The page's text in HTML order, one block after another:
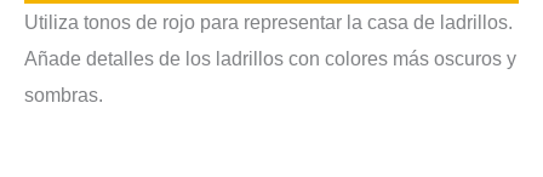
Utiliza tonos de rojo para representar la casa de ladrillos.
Añade detalles de los ladrillos con colores más oscuros y
sombras.